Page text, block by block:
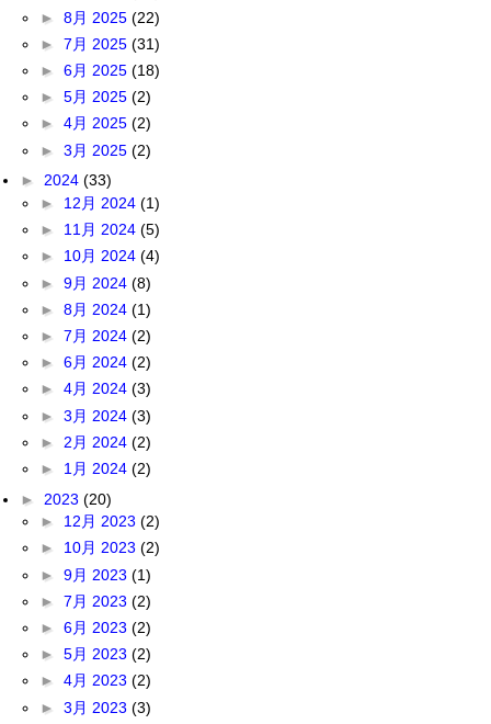
► 8月 2025 (22)
► 7月 2025 (31)
► 6月 2025 (18)
► 5月 2025 (2)
► 4月 2025 (2)
► 3月 2025 (2)
► 2024 (33)
► 12月 2024 (1)
► 11月 2024 (5)
► 10月 2024 (4)
► 9月 2024 (8)
► 8月 2024 (1)
► 7月 2024 (2)
► 6月 2024 (2)
► 4月 2024 (3)
► 3月 2024 (3)
► 2月 2024 (2)
► 1月 2024 (2)
► 2023 (20)
► 12月 2023 (2)
► 10月 2023 (2)
► 9月 2023 (1)
► 7月 2023 (2)
► 6月 2023 (2)
► 5月 2023 (2)
► 4月 2023 (2)
► 3月 2023 (3)